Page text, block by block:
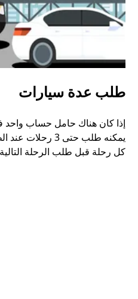
طلب عدة سيارات
إذا كان هناك حامل حساب
يمكنه طلب حتى 3
كل رحلة قبل طلب الرحلة